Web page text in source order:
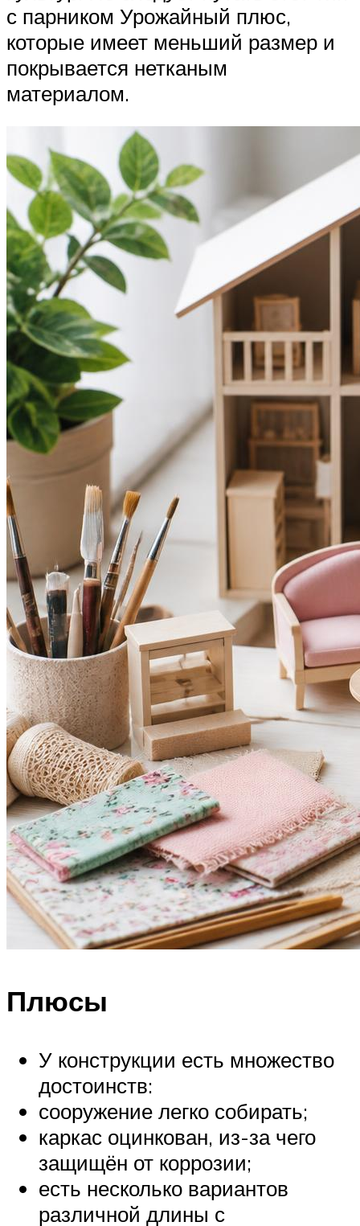
с парником Урожайный плюс,
которые имеет меньший размер и
покрывается нетканым
материалом.
Плюсы
У конструкции есть множество
достоинств:
сооружение легко собирать;
каркас оцинкован, из-за чего
защищён от коррозии;
есть несколько вариантов
различной длины с